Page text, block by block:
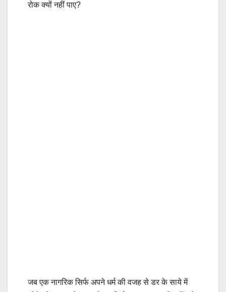
रोक क्यों नहीं पाए?
जब एक नागरिक सिर्फ अपने धर्म की वजह से डर के साये में